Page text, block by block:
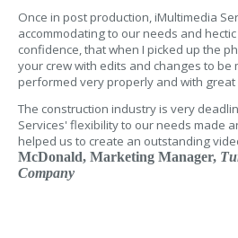
Once in post production, iMultimedia
accommodating to our needs and
confidence, that when I picked up the
your crew with edits and changes to be
performed very properly and with
The construction industry is very
Services' flexibility to our needs made
helped us to create an outstanding
McDonald, Marketing Manager,
Company